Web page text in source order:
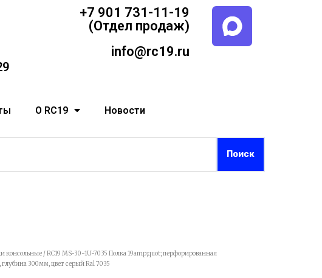
+7 901 731-11-19
(Отдел продаж)
info@rc19.ru
О RC19 Новости
консольные / RC19 MS-30-1U-7035 Полка 19amp;quot; перфорированная
глубина 300мм, цвет серый Ral 7035